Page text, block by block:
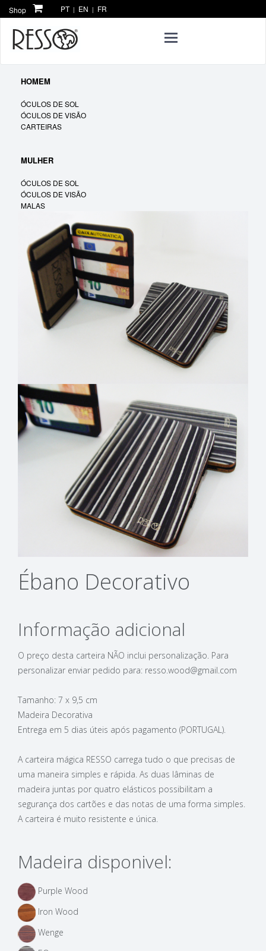
Shop PT| EN | FR
HOMEM
ÓCULOS DE SOL
ÓCULOS DE VISÃO
CARTEIRAS
MULHER
ÓCULOS DE SOL
ÓCULOS DE VISÃO
MALAS
Ébano Decorativo
Informação adicional
O preço desta carteira NÃO inclui personalização. Para
personalizar enviar pedido para: resso.wood@gmail.com
Tamanho: 7 x 9,5 cm
Madeira Decorativa
Entrega em 5 dias úteis após pagamento (PORTUGAL).
A carteira mágica RESSO carrega tudo o que precisas de
uma maneira simples e rápida. As duas lâminas de
madeira juntas por quatro elásticos possibilitam a
segurança dos cartões e das notas de uma forma simples.
A carteira é muito resistente e única.
Madeira disponivel:
Purple Wood
Iron Wood
Wenge